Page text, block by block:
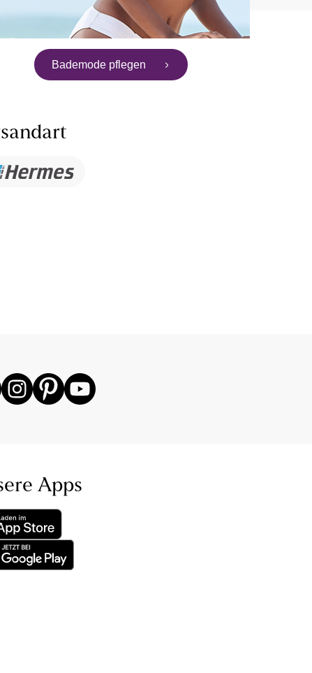
Bademode pflegen
Apps